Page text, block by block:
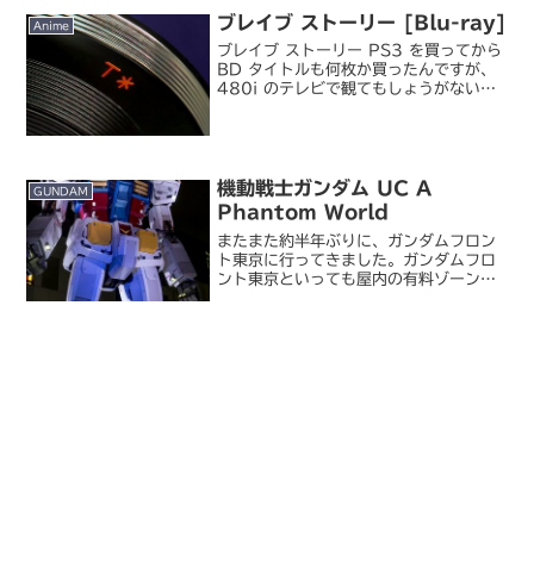
マリオワールド』まではやり込んだけ
ど、それ以降のシリーズ...
Anime ブレイブ ストーリー [Blu-ray]
ブレイブ ストーリー PS3 を買ってから
BD タイトルも何枚か買ったんですが、
480i のテレビで観てもしょうがないの
GUNDAM
機動戦士ガンダム UC A
Phantom World
またまた約半年ぶりに、ガンダムフロン
ト東京に行ってきました。ガンダムフロ
ント東京といっても屋内の有料ゾーンに